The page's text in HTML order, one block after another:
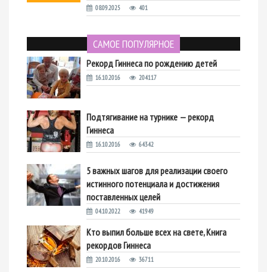
08.09.2025 401
САМОЕ ПОПУЛЯРНОЕ
Рекорд Гиннеса по рождению детей
16.10.2016 204117
Подтягивание на турнике — рекорд
Гиннеса
16.10.2016 64342
5 важных шагов для реализации своего
истинного потенциала и достижения
поставленных целей
04.10.2022 41949
Кто выпил больше всех на свете, Книга
рекордов Гиннеса
20.10.2016 36711